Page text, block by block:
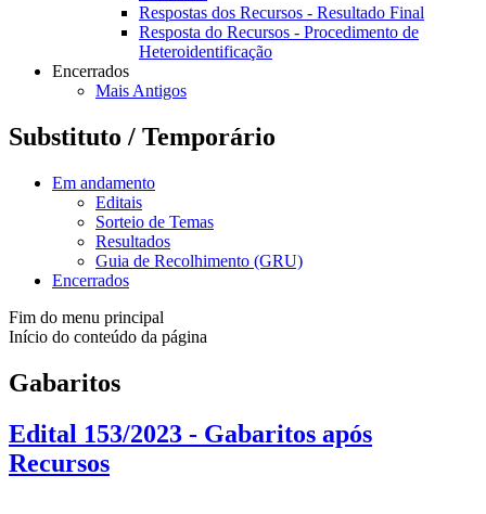
Respostas dos Recursos - Resultado Final
Resposta do Recursos - Procedimento de
Heteroidentificação
Encerrados
Mais Antigos
Substituto / Temporário
Em andamento
Editais
Sorteio de Temas
Resultados
Guia de Recolhimento (GRU)
Encerrados
Fim do menu principal
Início do conteúdo da página
Gabaritos
Edital 153/2023 - Gabaritos após
Recursos